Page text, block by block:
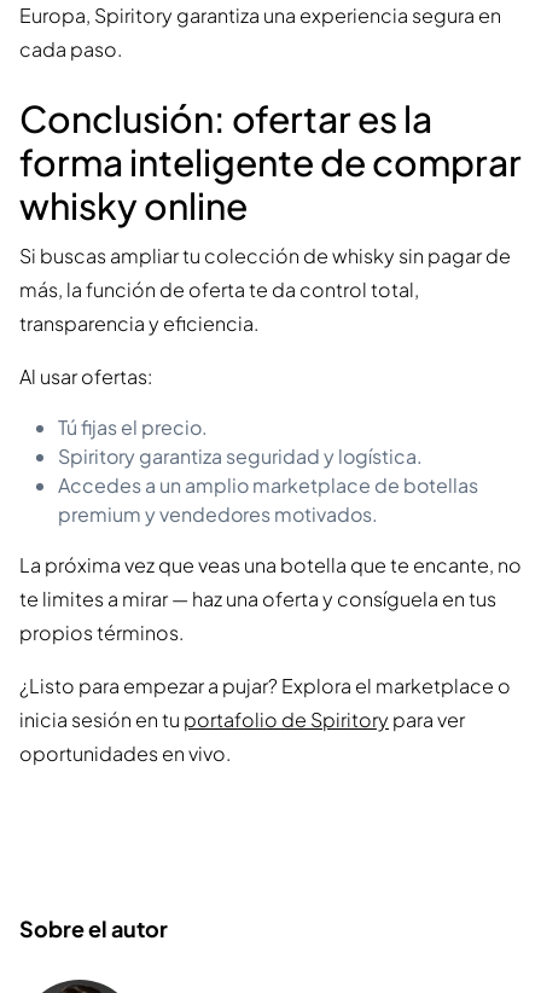
Europa, Spiritory garantiza una experiencia segura en
cada paso.
Conclusión: ofertar es la
forma inteligente de comprar
whisky online
Si buscas ampliar tu colección de whisky sin pagar de
más, la función de oferta te da control total,
transparencia y eficiencia.
Al usar ofertas:
Tú fijas el precio.
Spiritory garantiza seguridad y logística.
Accedes a un amplio marketplace de botellas
premium y vendedores motivados.
La próxima vez que veas una botella que te encante, no
te limites a mirar — haz una oferta y consíguela en tus
propios términos.
¿Listo para empezar a pujar? Explora el marketplace o
inicia sesión en tu portafolio de Spiritory para ver
oportunidades en vivo.
Sobre el autor